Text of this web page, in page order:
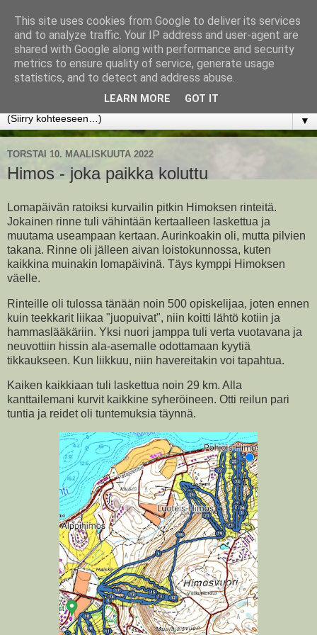
www.jyrkikokko.fi
Uusi Suunta - Jokainen hetki tarjoaa tilaisuuden muuttaa
▼
TORSTAI 10. MAALISKUUTA 2022
Himos - joka paikka koluttu
Lomapäivän ratoiksi kurvailin pitkin Himoksen rinteitä.
Jokainen rinne tuli vähintään kertaalleen laskettua ja
muutama useampaan kertaan. Aurinkoakin oli, mutta pilvien
takana. Rinne oli jälleen aivan loistokunnossa, kuten
kaikkina muinakin lomapäivinä. Täys kymppi Himoksen
väelle.
Rinteille oli tulossa tänään noin 500 opiskelijaa, joten ennen
kuin teekkarit liikaa "juopuivat", niin koitti lähtö kotiin ja
hammaslääkäriin. Yksi nuori jamppa tuli verta vuotavana ja
neuvottiin hissin ala-asemalle odottamaan kyytiä
tikkaukseen. Kun liikkuu, niin havereitakin voi tapahtua.
Kaiken kaikkiaan tuli laskettua noin 29 km. Alla
kanttailemani kurvit kaikkine syheröineen. Otti reilun pari
tuntia ja reidet oli tuntemuksia täynnä.
This site uses cookies from Google to deliver its services
and to analyze traffic. Your IP address and user-agent are
shared with Google along with performance and security
metrics to ensure quality of service, generate usage
statistics, and to detect and address abuse.
LEARN MORE GOT IT